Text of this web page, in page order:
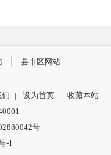
县市区网站
| 设为首页 |
收藏本站
号
-1